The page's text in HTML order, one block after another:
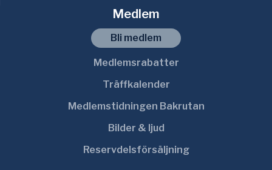
Medlem
Bli medlem
Medlemsrabatter
Träffkalender
Medlemstidningen Bakrutan
Bilder & ljud
Reservdelsförsäljning